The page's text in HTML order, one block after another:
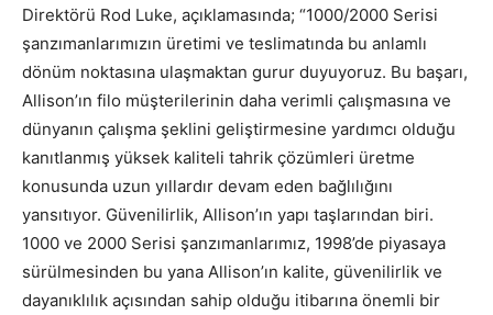
Direktörü Rod Luke, açıklamasında; “1000/2000 Serisi
şanzımanlarımızın üretimi ve teslimatında bu anlamlı
dönüm noktasına ulaşmaktan gurur duyuyoruz. Bu başarı,
Allison’ın filo müşterilerinin daha verimli çalışmasına ve
dünyanın çalışma şeklini geliştirmesine yardımcı olduğu
kanıtlanmış yüksek kaliteli tahrik çözümleri üretme
konusunda uzun yıllardır devam eden bağlılığını
yansıtıyor. Güvenilirlik, Allison’ın yapı taşlarından biri.
1000 ve 2000 Serisi şanzımanlarımız, 1998’de piyasaya
sürülmesinden bu yana Allison’ın kalite, güvenilirlik ve
dayanıklılık açısından sahip olduğu itibarına önemli bir